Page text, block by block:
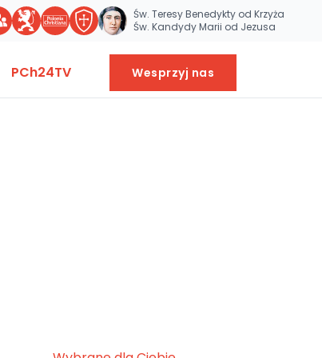
Św. Teresy Benedykty od Krzyża
Św. Kandydy Marii od Jezusa
PCh24TV Wesprzyj nas